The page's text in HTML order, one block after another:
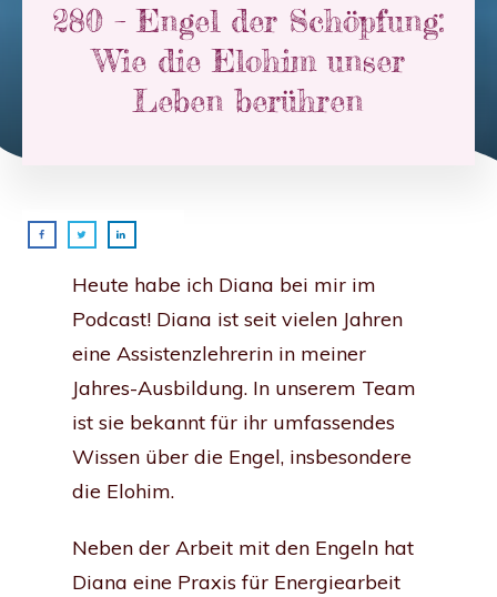
280 – Engel der Schöpfung:
Wie die Elohim unser
Leben berühren
Heute habe ich Diana bei mir im
Podcast! Diana ist seit vielen Jahren
eine Assistenzlehrerin in meiner
Jahres-Ausbildung. In unserem Team
ist sie bekannt für ihr umfassendes
Wissen über die Engel, insbesondere
die Elohim.
Neben der Arbeit mit den Engeln hat
Diana eine Praxis für Energiearbeit